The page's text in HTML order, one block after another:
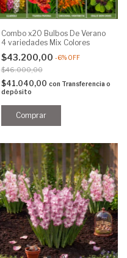
Combo x20 Bulbos De Verano
4 variedades Mix Colores
$43.200,00 -6% OFF
$46.000,00
$41.040,00 con Transferencia o
depósito